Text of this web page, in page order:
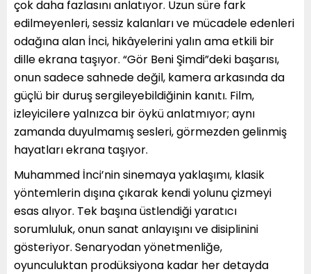
çok daha fazlasını anlatıyor. Uzun süre fark
edilmeyenleri, sessiz kalanları ve mücadele edenleri
odağına alan İnci, hikâyelerini yalın ama etkili bir
dille ekrana taşıyor. “Gör Beni Şimdi”deki başarısı,
onun sadece sahnede değil, kamera arkasında da
güçlü bir duruş sergileyebildiğinin kanıtı. Film,
izleyicilere yalnızca bir öykü anlatmıyor; aynı
zamanda duyulmamış sesleri, görmezden gelinmiş
hayatları ekrana taşıyor.
Muhammed İnci’nin sinemaya yaklaşımı, klasik
yöntemlerin dışına çıkarak kendi yolunu çizmeyi
esas alıyor. Tek başına üstlendiği yaratıcı
sorumluluk, onun sanat anlayışını ve disiplinini
gösteriyor. Senaryodan yönetmenliğe,
oyunculuktan prodüksiyona kadar her detayda